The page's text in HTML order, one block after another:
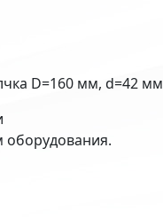
D=160 мм, d=42 мм
оборудования.